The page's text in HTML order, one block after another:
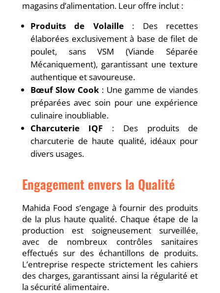
magasins d’alimentation. Leur offre inclut :
Produits de Volaille: Des recettes
élaborées exclusivement à base de filet de
poulet, sans VSM (Viande Séparée
Mécaniquement), garantissant une texture
authentique et savoureuse.
Bœuf Slow Cook : Une gamme de viandes
préparées avec soin pour une expérience
culinaire inoubliable.
Charcuterie IQF : Des produits de
charcuterie de haute qualité, idéaux pour
divers usages.
Engagement envers la Qualité
Mahida Food s’engage à fournir des produits
de la plus haute qualité. Chaque étape de la
production est soigneusement surveillée,
avec de nombreux contrôles sanitaires
effectués sur des échantillons de produits.
L’entreprise respecte strictement les cahiers
des charges, garantissant ainsi la régularité et
la sécurité alimentaire.